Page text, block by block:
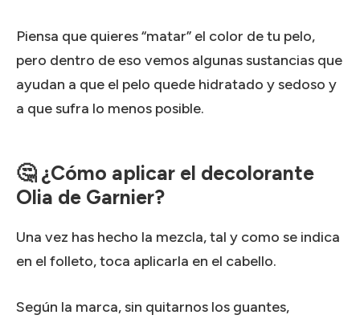
Piensa que quieres “matar” el color de tu pelo,
pero dentro de eso vemos algunas sustancias que
ayudan a que el pelo quede hidratado y sedoso y
a que sufra lo menos posible.
🤔 ¿Cómo aplicar el decolorante
Olia de Garnier?
Una vez has hecho la mezcla, tal y como se indica
en el folleto, toca aplicarla en el cabello.
Según la marca, sin quitarnos los guantes,